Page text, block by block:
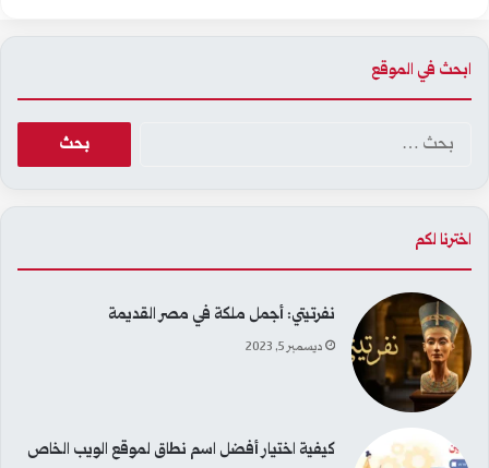
ابحث في الموقع
اخترنا لكم
نفرتيتي: أجمل ملكة في مصر القديمة
ديسمبر 5, 2023
كيفية اختيار أفضل اسم نطاق لموقع الويب الخاص